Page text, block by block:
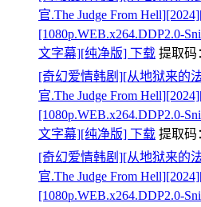
官.The Judge From
[1080p.WEB.x264.DDP2.0-
文字幕][纯净版] 下载 提取码
[奇幻爱情韩剧][从地狱来的
官.The Judge From
[1080p.WEB.x264.DDP2.0-
文字幕][纯净版] 下载 提取码
[奇幻爱情韩剧][从地狱来的
官.The Judge From
[1080p.WEB.x264.DDP2.0-